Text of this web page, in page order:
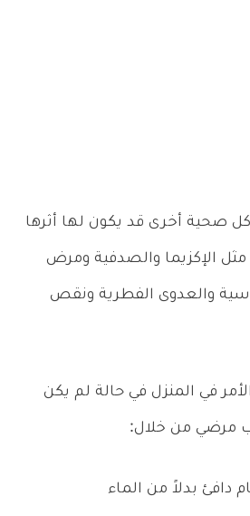
صحية أخرى قد يكون لها أثرها
الإكزيما والصدفية ومرض
والعدوى الفطرية ونقص
في المنزل في حالة لم يكن
مرضي من خلال:
دافئ بدلاً من الماء